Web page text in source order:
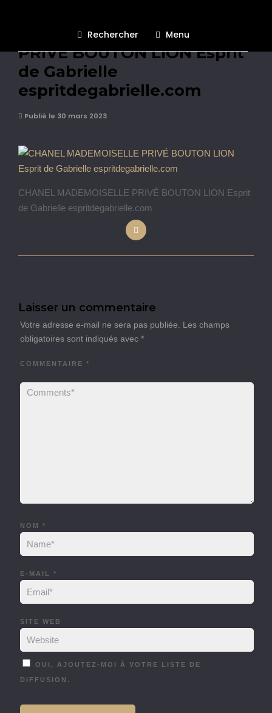
Rechercher Menu
CHANEL MADEMOISELLE
PRIVÉ BOUTON LION Esprit
de Gabrielle
espritdegabrielle.com
Publié le 30 mars 2023
CHANEL MADEMOISELLE PRIVÉ BOUTON LION Esprit
de Gabrielle espritdegabrielle.com
Laisser un commentaire
Votre adresse e-mail ne sera pas publiée.
Les champs
obligatoires sont indiqués avec *
COMMENTAIRE *
NOM *
E-MAIL *
SITE WEB
OUI, AJOUTEZ-MOI À VOTRE LISTE DE
DIFFUSION.